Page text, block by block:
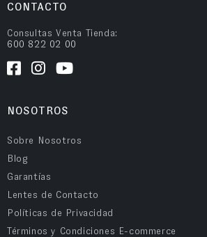
CONTACTO
Consultas Venta Tienda:
600 822 02 00
NOSOTROS
Sobre Nosotros
Blog
Garantías
Lentes de Contacto
Políticas de Privacidad
Términos y Condiciones E-commerce